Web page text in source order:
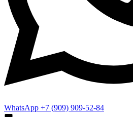
WhatsApp +7 (909) 909-52-84